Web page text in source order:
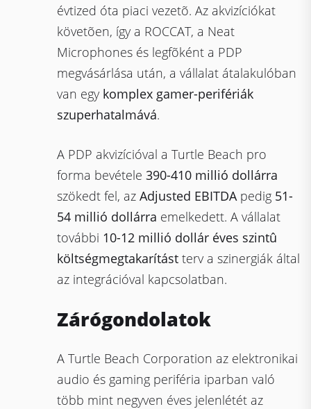
évtized óta piaci vezetõ. Az akvizíciókat
követõen, így a ROCCAT, a Neat
Microphones és legfõként a PDP
megvásárlása után, a vállalat átalakulóban
van egy komplex gamer-perifériák
szuperhatalmává.
A PDP akvizícióval a Turtle Beach pro
forma bevétele390-410 millió dollárra
szökedt fel, azAdjusted EBITDApedig 51-
54 millió dollárra emelkedett. A vállalat
további 10-12 millió dollár éves szintû
költségmegtakarítást terv a szinergiák által
az integrációval kapcsolatban.
Zárógondolatok
A Turtle Beach Corporation az elektronikai
audio és gaming periféria iparban való
több mint negyven éves jelenlétét az